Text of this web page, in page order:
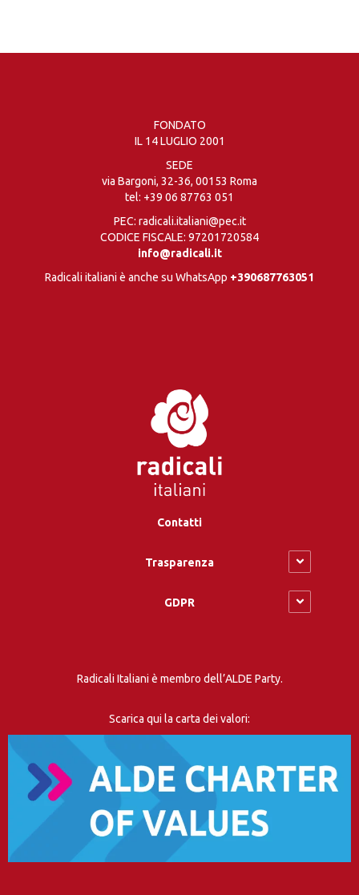
FONDATO
IL 14 LUGLIO 2001
SEDE
via Bargoni, 32-36, 00153 Roma
tel: +39 06 87763 051
PEC: radicali.italiani@pec.it
CODICE FISCALE: 97201720584
info@radicali.it
Radicali italiani è anche su WhatsApp +390687763051
Contatti
Trasparenza
GDPR
Radicali Italiani è membro dell’ALDE Party.
Scarica qui la carta dei valori: